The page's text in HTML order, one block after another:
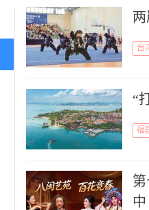
台
“
福
中